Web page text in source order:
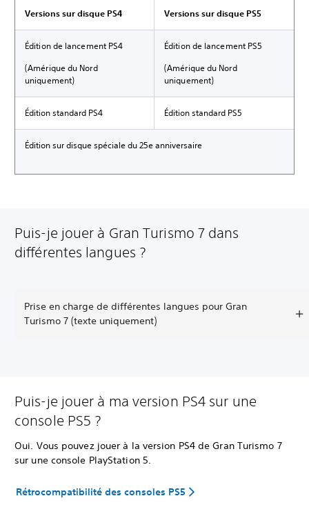
Versions sur disque PS4 Versions sur disque PS5
Édition de lancement PS4
(Amérique du Nord
uniquement)
Édition de lancement PS5
(Amérique du Nord
uniquement)
Édition standard PS4 Édition standard PS5
Édition sur disque spéciale du 25e anniversaire
Puis-je jouer à Gran Turismo 7 dans
différentes langues ?
Prise en charge de différentes langues pour Gran
Turismo 7 (texte uniquement)
Puis-je jouer à ma version PS4 sur une
console PS5 ?
Oui. Vous pouvez jouer à la version PS4 de Gran Turismo 7
sur une console PlayStation 5.
Rétrocompatibilité des consoles PS5